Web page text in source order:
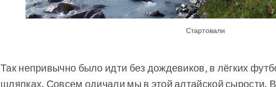
Стартовали
Так непривычно было идти без дождевиков, в лёгких
шляпках. Совсем одичали мы в этой алтайской сырости.